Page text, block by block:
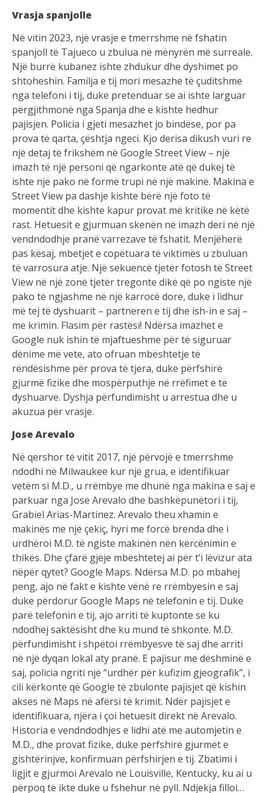
Vrasja spanjolle
Në vitin 2023, një vrasje e tmerrshme në fshatin
spanjoll të Tajueco u zbulua në mënyrën më surreale.
Një burrë kubanez ishte zhdukur dhe dyshimet po
shtoheshin. Familja e tij mori mesazhe të çuditshme
nga telefoni i tij, duke pretenduar se ai ishte larguar
përgjithmonë nga Spanja dhe e kishte hedhur
pajisjen. Policia i gjeti mesazhet jo bindëse, por pa
prova të qarta, çështja ngeci. Kjo derisa dikush vuri re
një detaj të frikshëm në Google Street View – një
imazh të një personi që ngarkonte atë që dukej të
ishte një pako në formë trupi në një makinë. Makina e
Street View pa dashje kishte bërë një foto të
momentit dhe kishte kapur provat më kritike në këtë
rast. Hetuesit e gjurmuan skenën në imazh deri në një
vendndodhje pranë varrezave të fshatit. Menjëherë
pas kësaj, mbetjet e copëtuara të viktimës u zbuluan
të varrosura atje. Një sekuencë tjetër fotosh të Street
View në një zonë tjetër tregonte dikë që po ngiste një
pako të ngjashme në një karrocë dore, duke i lidhur
më tej të dyshuarit – partneren e tij dhe ish-in e saj –
me krimin. Flasim për rastësi! Ndërsa imazhet e
Google nuk ishin të mjaftueshme për të siguruar
dënime më vete, ato ofruan mbështetje të
rëndësishme për prova të tjera, duke përfshirë
gjurmë fizike dhe mospërputhje në rrëfimet e të
dyshuarve. Dyshja përfundimisht u arrestua dhe u
akuzua për vrasje.
Jose Arevalo
Në qershor të vitit 2017, një përvojë e tmerrshme
ndodhi në Milwaukee kur një grua, e identifikuar
vetëm si M.D., u rrëmbye me dhunë nga makina e saj e
parkuar nga Jose Arevalo dhe bashkëpunëtori i tij,
Grabiel Arias-Martinez. Arevalo theu xhamin e
makinës me një çekiç, hyri me forcë brenda dhe i
urdhëroi M.D. të ngiste makinën nën kërcënimin e
thikës. Dhe çfarë gjëje mbështetej ai për t’i lëvizur ata
nëpër qytet? Google Maps. Ndërsa M.D. po mbahej
peng, ajo në fakt e kishte vënë re rrëmbyesin e saj
duke përdorur Google Maps në telefonin e tij. Duke
parë telefonin e tij, ajo arriti të kuptonte se ku
ndodhej saktësisht dhe ku mund të shkonte. M.D.
përfundimisht i shpëtoi rrëmbyesve të saj dhe arriti
në një dyqan lokal aty pranë. E pajisur me dëshminë e
saj, policia ngriti një “urdhër për kufizim gjeografik”, i
cili kërkonte që Google të zbulonte pajisjet që kishin
akses në Maps në afërsi të krimit. Ndër pajisjet e
identifikuara, njëra i çoi hetuesit direkt në Arevalo.
Historia e vendndodhjes e lidhi atë me automjetin e
M.D., dhe provat fizike, duke përfshirë gjurmët e
gishtërinjve, konfirmuan përfshirjen e tij. Zbatimi i
ligjit e gjurmoi Arevalo në Louisville, Kentucky, ku ai u
përpoq të ikte duke u fshehur në pyll. Ndjekja filloi…